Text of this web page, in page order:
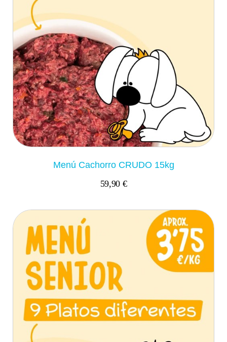
Menú Cachorro CRUDO 15kg
59,90 €